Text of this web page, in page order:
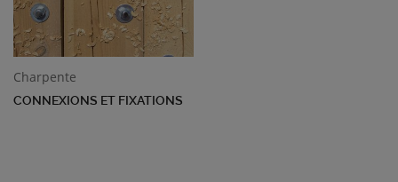
Charpente
CONNEXIONS ET FIXATIONS